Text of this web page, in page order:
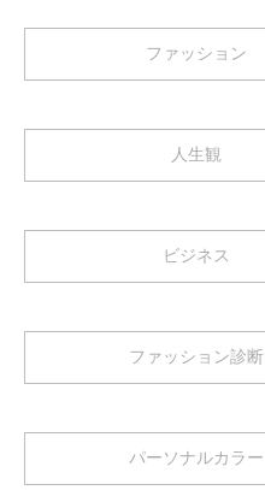
ファッション
人生観
ビジネス
ファッション診断
パーソナルカラー